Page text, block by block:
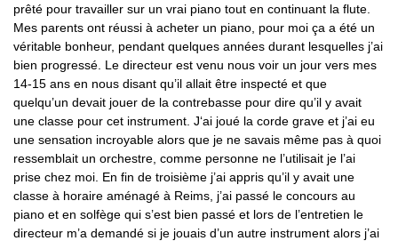
prêté pour travailler sur un vrai piano tout en continuant la flute.
Mes parents ont réussi à acheter un piano, pour moi ça a été un
véritable bonheur, pendant quelques années durant lesquelles j’ai
bien progressé. Le directeur est venu nous voir un jour vers mes
14-15 ans en nous disant qu’il allait être inspecté et que
quelqu’un devait jouer de la contrebasse pour dire qu’il y avait
une classe pour cet instrument. J‘ai joué la corde grave et j’ai eu
une sensation incroyable alors que je ne savais même pas à quoi
ressemblait un orchestre, comme personne ne l’utilisait je l’ai
prise chez moi. En fin de troisième j’ai appris qu’il y avait une
classe à horaire aménagé à Reims, j’ai passé le concours au
piano et en solfège qui s’est bien passé et lors de l’entretien le
directeur m’a demandé si je jouais d’un autre instrument alors j’ai